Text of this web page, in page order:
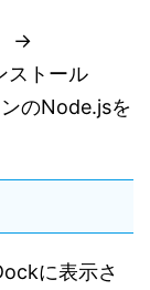
→
ストール
のNode.jsを
に表示さ